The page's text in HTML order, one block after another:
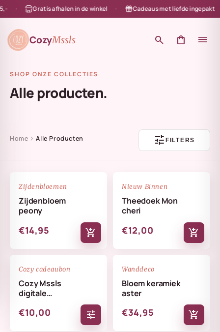
naar de content
Gratis afhalen in de winkel Cadeaus met liefde ingepakt
CozyMssls search shopping_bag menu
SHOP ONZE COLLECTIES
Alle producten.
Home chevron_rightAlle Producten tuneFILTERS
Zijdenbloemen
Zijdenbloem
peony
€14,95 add_shopping_cart
NIEUW
Nieuw Binnen
Theedoek Mon
cheri
€12,00 add_shopping_cart
Cozy cadeaubon
Cozy Mssls
digitale
Alleen online te
€10,00 tune
Wanddeco
Bloem keramiek
aster
€34,95 add_shopping_cart